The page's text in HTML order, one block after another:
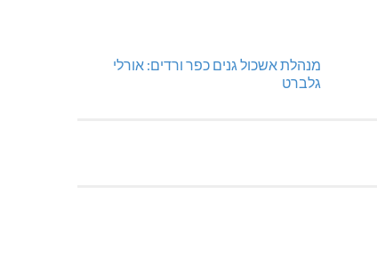
מנהלת אשכול גנים כפר ורדים: אורלי
גלברט